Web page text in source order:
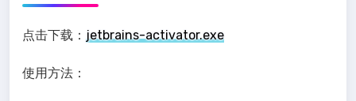
点击下载： jetbrains-activator.exe
使用方法：